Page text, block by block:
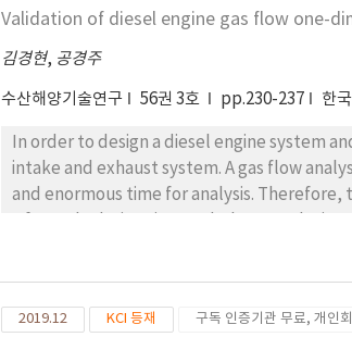
Validation of diesel engine gas flow one-
김경현, 공경주
수산해양기술연구 56권 3호 pp.230-237 한
In order to design a diesel engine system
intake and exhaust system. A gas flow
and enormous time for analysis. Therefore,
engine to measure pressure in cylinder,
port that cannot be realized in 1D was
2019.12 KCI 등재 구독 인증기관 무료, 개인